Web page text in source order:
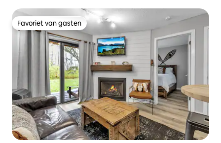
Favoriet van gasten
Favoriet van gasten